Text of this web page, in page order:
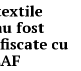
fost
cu